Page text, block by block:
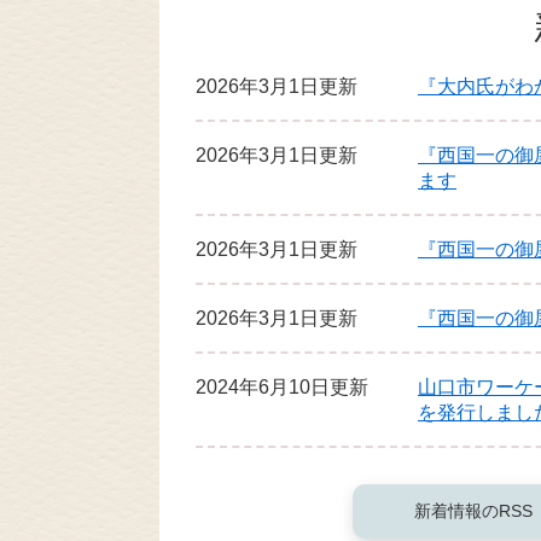
2026年3月1日更新 『大内氏が
2026年3月1日更新
『西国一の
ます
2026年3月1日更新 『西国一の
2026年3月1日更新 『西国一の
2024年6月10日更新
山口市ワーケ
を発行しまし
新着情報のRSS